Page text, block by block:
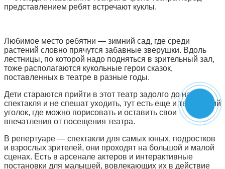
представлением ребят встречают куклы.
Любимое место ребятни — зимний сад, где среди
растений словно прячутся забавные зверушки. Вдоль
лестницы, по которой надо подняться в зрительный зал,
тоже располагаются кукольные герои сказок,
поставленных в театре в разные годы.
Дети стараются прийти в этот театр задолго до начала
спектакля и не спешат уходить, тут есть еще и творческий
уголок, где можно порисовать и оставить свои
впечатления от посещения театра.
В репертуаре — спектакли для самых юных, подростков
и взрослых зрителей, они проходят на большой и малой
сценах. Есть в арсенале актеров и интерактивные
постановки для малышей, вовлекающих их в действие